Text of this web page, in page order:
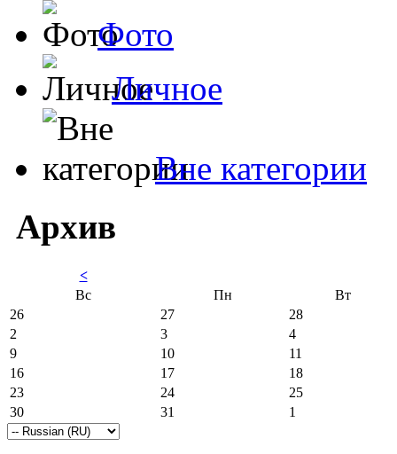
Фото
Личное
Вне категории
Архив
<
Вс
Пн
Вт
26
27
28
2
3
4
9
10
11
16
17
18
23
24
25
30
31 1